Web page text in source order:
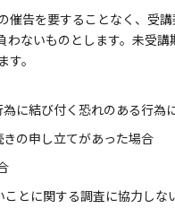
告を要することなく、受
ないものとします。未受
。
に結び付く恐れのある行為
の申し立てがあった場合
とに関する調査に協力しな